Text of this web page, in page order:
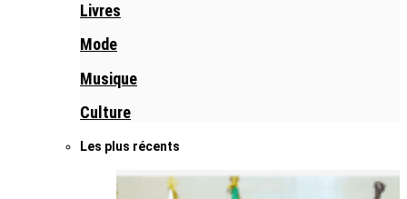
Livres
Mode
Musique
Culture
Les plus récents